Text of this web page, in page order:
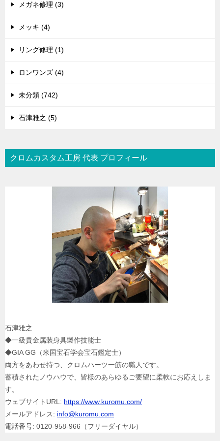
メガネ修理 (3)
メッキ (4)
リング修理 (1)
ロンワンズ (4)
未分類 (742)
石津雅之 (5)
クロムカスタム工房 代表 プロフィール
石津雅之
◆一級貴金属装身具製作技能士
◆GIA GG（米国宝石学会宝石鑑定士）
両方をあわせ持つ、クロムハーツ一筋の職人です。
蓄積されたノウハウで、皆様のあらゆるご要望に柔軟にお応えしま
す。
ウェブサイトURL: https://www.kuromu.com/
メールアドレス: info@kuromu.com
電話番号: 0120-958-966（フリーダイヤル）